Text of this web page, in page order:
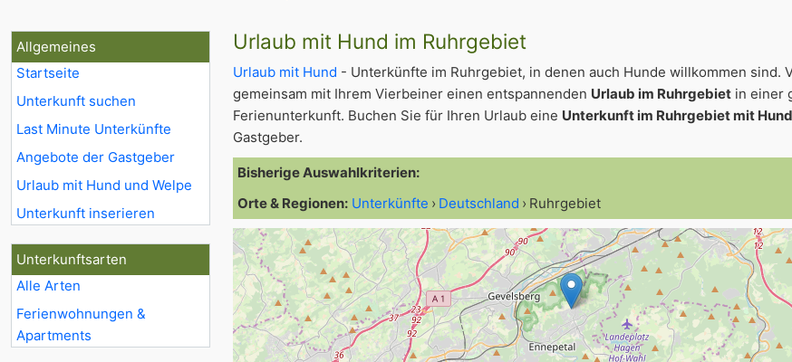
Allgemeines
Startseite
Unterkunft suchen
Last Minute Unterkünfte
Angebote der Gastgeber
Urlaub mit Hund und Welpe
Unterkunft inserieren
Unterkunftsarten
Alle Arten
Ferienwohnungen &
Apartments
Urlaub mit Hund im Ruhrgebiet
Urlaub mit Hund - Unterkünfte im Ruhrgebiet, in denen auch Hunde willkommen sind.
gemeinsam mit Ihrem Vierbeiner einen entspannenden Urlaub im Ruhrgebiet in einer
Ferienunterkunft. Buchen Sie für Ihren Urlaub eine Unterkunft im Ruhrgebiet mit Hund
Gastgeber.
Bisherige Auswahlkriterien:
Orte & Regionen: Unterkünfte Deutschland Ruhrgebiet